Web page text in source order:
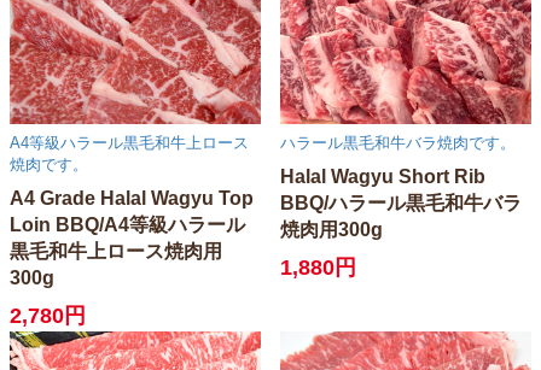
A4等級ハラール黒毛和牛上ロース
焼肉です。
A4 Grade Halal Wagyu Top
Loin BBQ/A4等級ハラール
黒毛和牛上ロース焼肉用
300g
2,780円
ハラール黒毛和牛バラ焼肉です。
Halal Wagyu Short Rib
BBQ/ハラール黒毛和牛バラ
焼肉用300g
1,880円